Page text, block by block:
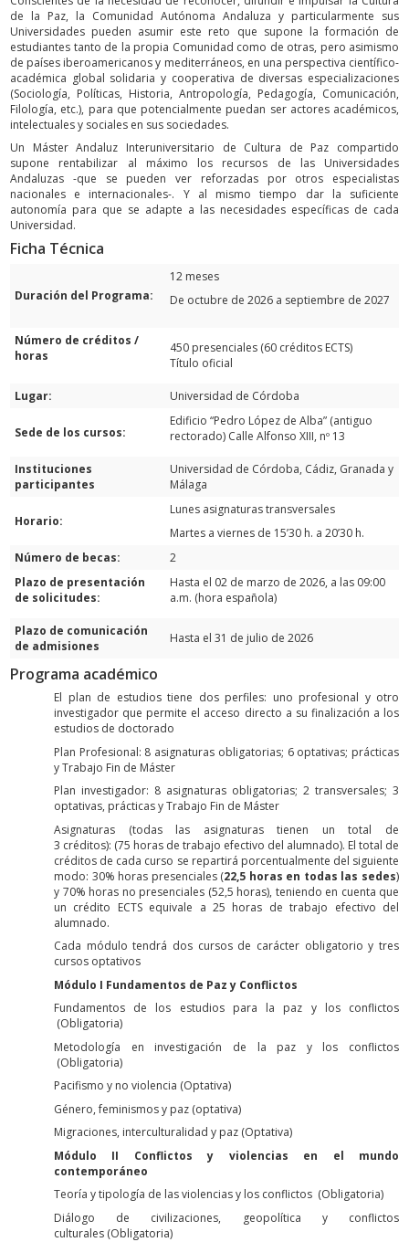
de la Paz, la Comunidad Autónoma Andaluza y particularmente sus
Universidades pueden asumir este reto que supone la formación de
estudiantes tanto de la propia Comunidad como de otras, pero asimismo
de países iberoamericanos y mediterráneos, en una perspectiva científico-
académica global solidaria y cooperativa de diversas especializaciones
(Sociología, Políticas, Historia, Antropología, Pedagogía, Comunicación,
Filología, etc.), para que potencialmente puedan ser actores académicos,
intelectuales y sociales en sus sociedades.
Un Máster Andaluz Interuniversitario de Cultura de Paz compartido
supone rentabilizar al máximo los recursos de las Universidades
Andaluzas -que se pueden ver reforzadas por otros especialistas
nacionales e internacionales-. Y al mismo tiempo dar la suficiente
autonomía para que se adapte a las necesidades específicas de cada
Universidad.
Ficha Técnica
Duración del Programa:
12 meses
De octubre de 2026 a septiembre de 2027
Número de créditos /
horas
450 presenciales (60 créditos ECTS)
Título oficial
Lugar: Universidad de Córdoba
Sede de los cursos:
Edificio “Pedro López de Alba” (antiguo
rectorado) Calle Alfonso XIII, nº 13
Instituciones
participantes
Universidad de Córdoba, Cádiz, Granada y
Málaga
Horario:
Lunes asignaturas transversales
Martes a viernes de 15’30 h. a 20’30 h.
Número de becas:
2
Plazo de presentación
de solicitudes:
Hasta el 02 de marzo de 2026, a las 09:00
a.m. (hora española)
Plazo de comunicación
de admisiones
Hasta el 31 de julio de 2026
Programa académico
El plan de estudios tiene dos perfiles: uno profesional y otro
investigador que permite el acceso directo a su finalización a los
estudios de doctorado
Plan Profesional: 8 asignaturas obligatorias; 6 optativas; prácticas
y Trabajo Fin de Máster
Plan investigador: 8 asignaturas obligatorias; 2 transversales; 3
optativas, prácticas y Trabajo Fin de Máster
Asignaturas (todas las asignaturas tienen un total de
3 créditos): (75 horas de trabajo efectivo del alumnado). El total de
créditos de cada curso se repartirá porcentualmente del siguiente
modo: 30% horas presenciales (22,5 horas en todas las sedes)
y 70% horas no presenciales (52,5 horas), teniendo en cuenta que
un crédito ECTS equivale a 25 horas de trabajo efectivo del
alumnado.
Cada módulo tendrá dos cursos de carácter obligatorio y tres
cursos optativos
Módulo I Fundamentos de Paz y Conflictos
Fundamentos de los estudios para la paz y los conflictos
(Obligatoria)
Metodología en investigación de la paz y los conflictos
(Obligatoria)
Pacifismo y no violencia (Optativa)
Género, feminismos y paz (optativa)
Migraciones, interculturalidad y paz (Optativa)
Módulo II Conflictos y violencias en el mundo
contemporáneo
Teoría y tipología de las violencias y los conflictos (Obligatoria)
Diálogo de civilizaciones, geopolítica y conflictos
culturales (Obligatoria)